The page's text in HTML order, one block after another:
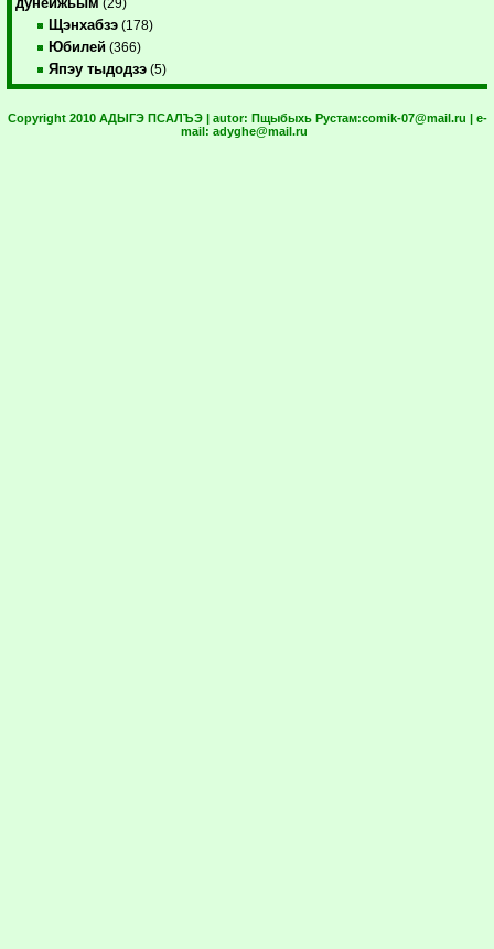
(29)
Щэнхабзэ (178)
Юбилей (366)
Япэу тыдодзэ (5)
Copyright 2010 АДЫГЭ ПСАЛЪЭ | autor: Пщыбыхь Рустам:comik-07@mail.ru | e-
mail: adyghe@mail.ru